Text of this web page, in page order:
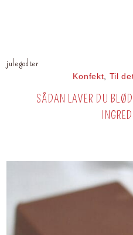
julegodter
Konfekt, Til
SÅDAN LAVER DU